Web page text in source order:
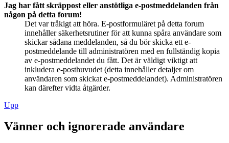
Jag har fått skräppost eller anstötliga e-postmeddelanden från
någon på detta forum!
Det var tråkigt att höra. E-postformuläret på detta forum
innehåller säkerhetsrutiner för att kunna spåra användare som
skickar sådana meddelanden, så du bör skicka ett e-
postmeddelande till administratören med en fullständig kopia
av e-postmeddelandet du fått. Det är väldigt viktigt att
inkludera e-posthuvudet (detta innehåller detaljer om
användaren som skickat e-postmeddelandet). Administratören
kan därefter vidta åtgärder.
Upp
Vänner och ignorerade användare